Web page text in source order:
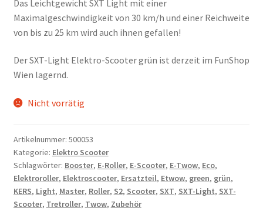
Das Leichtgewicht SXT Light mit einer
Maximalgeschwindigkeit von 30 km/h und einer Reichweite
von bis zu 25 km wird auch ihnen gefallen!
Der SXT-Light Elektro-Scooter grün ist derzeit im FunShop
Wien lagernd.
Nicht vorrätig
Artikelnummer: 500053
Kategorie: Elektro Scooter
Schlagwörter: Booster, E-Roller, E-Scooter, E-Twow, Eco,
Elektroroller, Elektroscooter, Ersatzteil, Etwow, green, grün,
KERS, Light, Master, Roller, S2, Scooter, SXT, SXT-Light, SXT-
Scooter, Tretroller, Twow, Zubehör